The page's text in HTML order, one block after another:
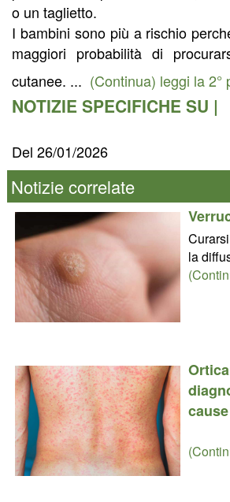
o un taglietto.
I bambini sono più a rischio
maggiori probabilità di
cutanee. ... (Continua) leggi la 2°
NOTIZIE SPECIFICHE SU |
Del 26/01/2026
Notizie correlate
la
cause